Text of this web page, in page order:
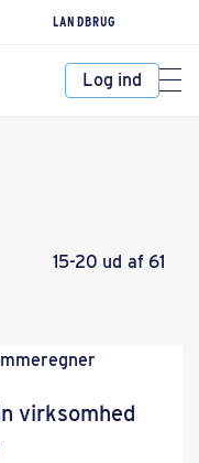
LANDBRUG
Log ind
15-20 ud af 61
virksomhed